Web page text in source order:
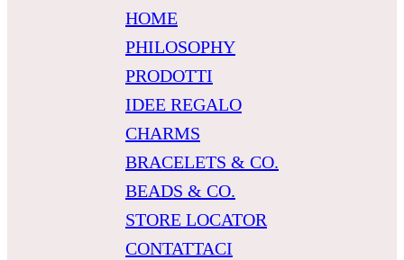
HOME
PHILOSOPHY
PRODOTTI
IDEE REGALO
CHARMS
BRACELETS & CO.
BEADS & CO.
STORE LOCATOR
CONTATTACI